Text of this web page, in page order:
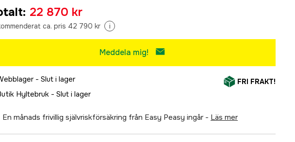
: 22 870 kr
ca. pris 42 790 kr i
Meddela mig!
- Slut i lager
Hyltebruk - Slut i lager
FRI FRAKT!
En månads frivillig självriskförsäkring från Easy Peasy ingår - läs mer